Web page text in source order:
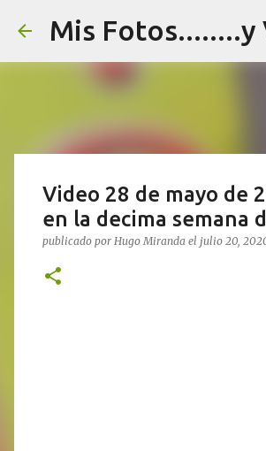
Mis Fotos........y
Video 28 de mayo de
en la decima semana
publicado por Hugo Miranda el julio 20,